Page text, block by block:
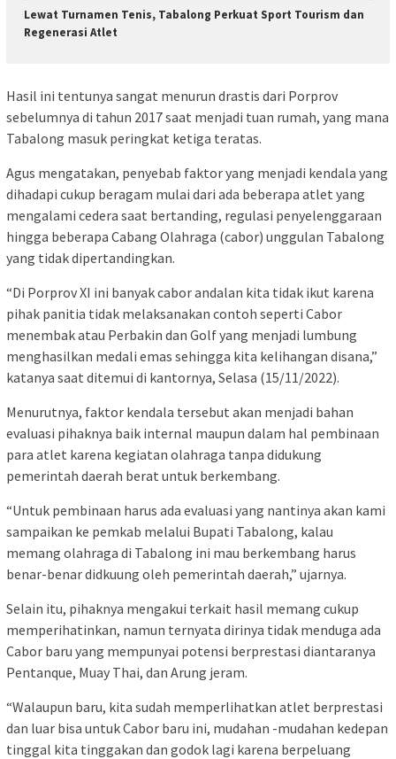
Lewat Turnamen Tenis, Tabalong Perkuat Sport Tourism dan
Regenerasi Atlet
Hasil ini tentunya sangat menurun drastis dari Porprov
sebelumnya di tahun 2017 saat menjadi tuan rumah, yang mana
Tabalong masuk peringkat ketiga teratas.
Agus mengatakan, penyebab faktor yang menjadi kendala yang
dihadapi cukup beragam mulai dari ada beberapa atlet yang
mengalami cedera saat bertanding, regulasi penyelenggaraan
hingga beberapa Cabang Olahraga (cabor) unggulan Tabalong
yang tidak dipertandingkan.
“Di Porprov XI ini banyak cabor andalan kita tidak ikut karena
pihak panitia tidak melaksanakan contoh seperti Cabor
menembak atau Perbakin dan Golf yang menjadi lumbung
menghasilkan medali emas sehingga kita kelihangan disana,”
katanya saat ditemui di kantornya, Selasa (15/11/2022).
Menurutnya, faktor kendala tersebut akan menjadi bahan
evaluasi pihaknya baik internal maupun dalam hal pembinaan
para atlet karena kegiatan olahraga tanpa didukung
pemerintah daerah berat untuk berkembang.
“Untuk pembinaan harus ada evaluasi yang nantinya akan kami
sampaikan ke pemkab melalui Bupati Tabalong, kalau
memang olahraga di Tabalong ini mau berkembang harus
benar-benar didkuung oleh pemerintah daerah,” ujarnya.
Selain itu, pihaknya mengakui terkait hasil memang cukup
memperihatinkan, namun ternyata dirinya tidak menduga ada
Cabor baru yang mempunyai potensi berprestasi diantaranya
Pentanque, Muay Thai, dan Arung jeram.
“Walaupun baru, kita sudah memperlihatkan atlet berprestasi
dan luar bisa untuk Cabor baru ini, mudahan -mudahan kedepan
tinggal kita tinggakan dan godok lagi karena berpeluang